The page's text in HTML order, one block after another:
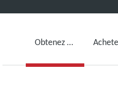
Obtenez des services pour votre pompe à vide